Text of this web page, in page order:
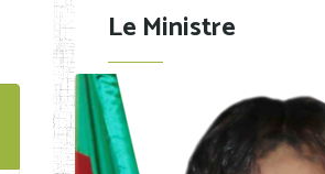
Demande de subvention
Le Ministre